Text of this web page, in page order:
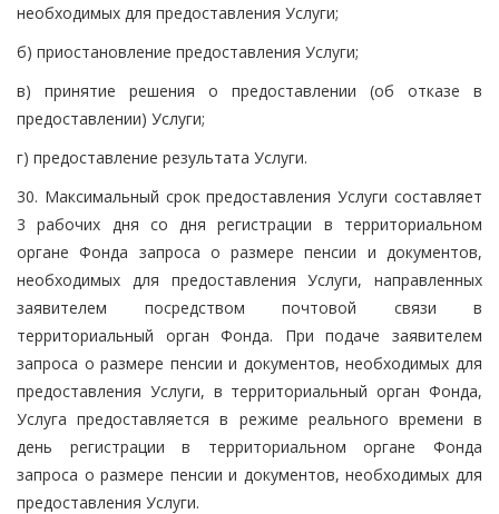
необходимых для предоставления Услуги;
б) приостановление предоставления Услуги;
в) принятие решения о предоставлении (об отказе в
предоставлении) Услуги;
г) предоставление результата Услуги.
30. Максимальный срок предоставления Услуги составляет
3 рабочих дня со дня регистрации в территориальном
органе Фонда запроса о размере пенсии и документов,
необходимых для предоставления Услуги, направленных
заявителем посредством почтовой связи в
территориальный орган Фонда. При подаче заявителем
запроса о размере пенсии и документов, необходимых для
предоставления Услуги, в территориальный орган Фонда,
Услуга предоставляется в режиме реального времени в
день регистрации в территориальном органе Фонда
запроса о размере пенсии и документов, необходимых для
предоставления Услуги.